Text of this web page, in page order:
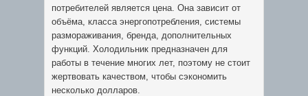
потребителей является цена. Она зависит от
объёма, класса энергопотребления, системы
размораживания, бренда, дополнительных
функций. Холодильник предназначен для
работы в течение многих лет, поэтому не стоит
жертвовать качеством, чтобы сэкономить
несколько долларов.